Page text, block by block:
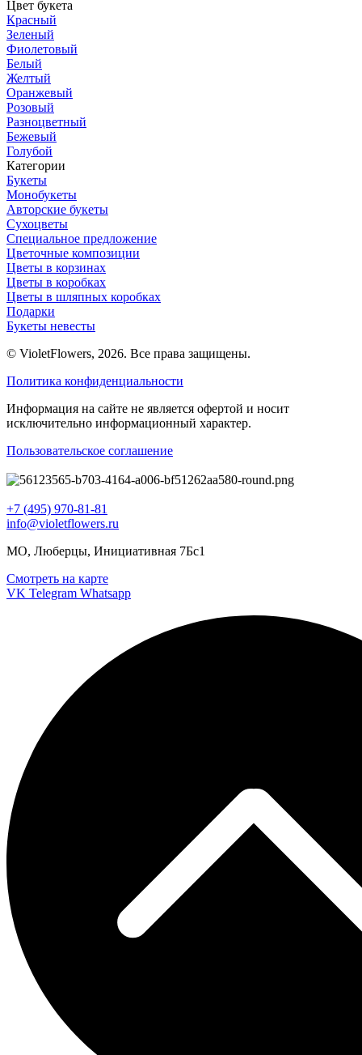
Цвет букета
Красный
Зеленый
Фиолетовый
Белый
Желтый
Оранжевый
Розовый
Разноцветный
Бежевый
Голубой
Категории
Букеты
Монобукеты
Авторские букеты
Сухоцветы
Специальное предложение
Цветочные композиции
Цветы в корзинах
Цветы в коробках
Цветы в шляпных коробках
Подарки
Букеты невесты
© VioletFlowers, 2026. Все права защищены.
Политика конфиденциальности
Информация на сайте не является офертой и носит
исключительно информационный характер.
Пользовательское соглашение
+7 (495) 970-81-81
info@violetflowers.ru
МО, Люберцы, Инициативная 7Бс1
Смотреть на карте
VK Telegram Whatsapp